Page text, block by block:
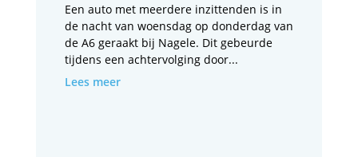
Een auto met meerdere inzittenden is in
de nacht van woensdag op donderdag van
de A6 geraakt bij Nagele. Dit gebeurde
tijdens een achtervolging door...
Lees meer